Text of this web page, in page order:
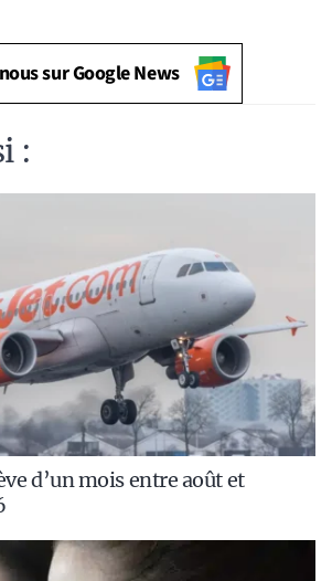
sur Google News
:
d’un mois entre août et